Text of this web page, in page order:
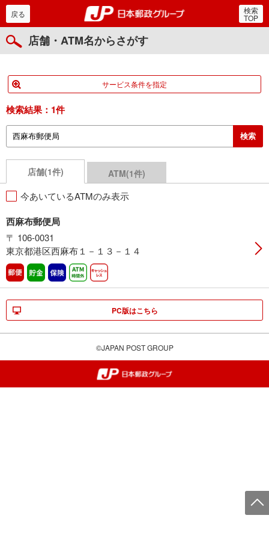
郵便局・日本郵政グルー
戻る 検索
TOP
店舗・ATM名からさがす
サービス条件を指定
検索結果： 1件
店舗(1件) ATM(1件)
今あいているATMのみ表示
西麻布郵便局
〒 106-0031
東京都港区西麻布１－１３－１４
郵便 貯金 保険 ATM時間外
PC版はこちら
©JAPAN POST GROUP